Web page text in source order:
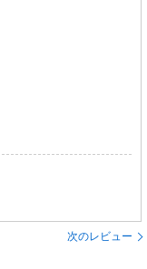
次のレビュー